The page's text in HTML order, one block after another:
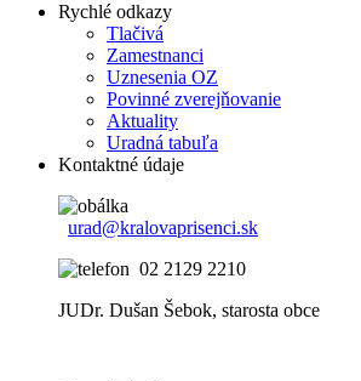
Rychlé odkazy
Tlačivá
Zamestnanci
Uznesenia OZ
Povinné zverejňovanie
Aktuality
Uradná tabuľa
Kontaktné údaje
urad@kralovaprisenci.sk
02 2129 2210
JUDr. Dušan Šebok, starosta obce